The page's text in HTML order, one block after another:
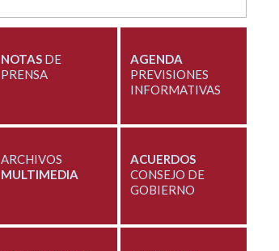
NOTASDE
PRENSA
AGENDA
PREVISIONES
INFORMATIVAS
ARCHIVOS
MULTIMEDIA
ACUERDOS
CONSEJO DE
GOBIERNO